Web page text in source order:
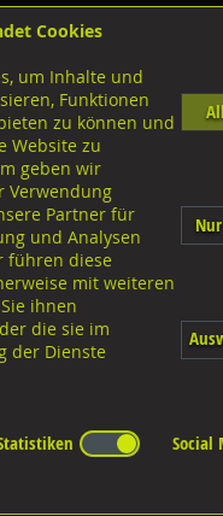
M-Gewinde
Stiftschrauben 1,25d
DIN939 8.8 blank M16x40
Cookies
um Inhalte und
Funktionen
zu können und
Website zu
geben wir
Verwendung
Partner für
und Analysen
führen diese
mit weiteren
ihnen
die sie im
der Dienste
Social